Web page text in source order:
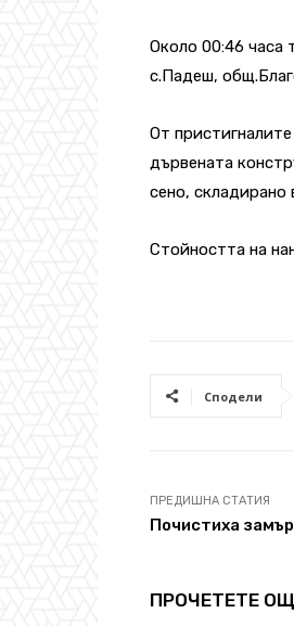
Около 00:46 часа
с.Падеш,
От
дървената
сено, складирано
Стойността на
Сподели
ПРЕДИШНА СТАТИЯ
Почистиха
ПРОЧЕТЕТЕ